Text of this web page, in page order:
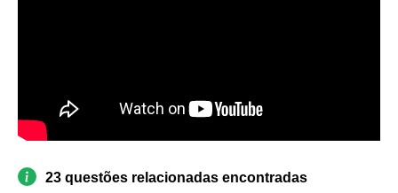
23 questões relacionadas encontradas